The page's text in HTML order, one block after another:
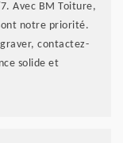
Avec BM Toiture,
notre priorité.
contactez-
solide et